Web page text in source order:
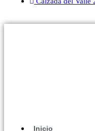
Inicio